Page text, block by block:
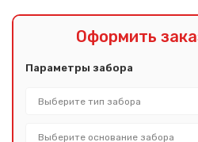
Оформить
Параметры забора